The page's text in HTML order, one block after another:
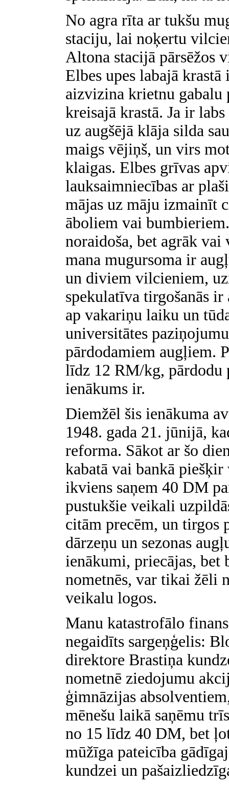
No agra rīta ar tukšu
staciju, lai noķertu
Altona stacijā pārsēžos
Elbes upes labajā
aizvizina krietnu gabalu
kreisajā krastā. Ja ir
uz augšējā klāja silda
maigs vējiņš, un virs
klaigas. Elbes grīvas
lauksaimniecības ar
mājas uz māju izmainīt
āboliem vai
noraidoša, bet agrāk
mana mugursoma ir
un diviem vilcieniem,
spekulatīva tirgošanās
ap vakariņu laiku un
universitātes
pārdodamiem augļiem.
līdz 12 RM/kg, pārdodu
ienākums ir.
Diemžēl šis ienākuma
1948. gada 21. jūnijā,
reforma. Sākot ar šo
kabatā vai bankā
ikviens saņem 40 DM
pustukšie veikali
citām precēm, un tirgos
dārzeņu un sezonas
ienākumi, priecājas,
nometnēs, var tikai žēli
veikalu logos.
Manu katastrofālo
negaidīts sargeņģelis:
direktore Brastiņa
nometnē ziedojumu
ģimnāzijas
mēnešu laikā saņēmu
no 15 līdz 40 DM, bet
mūžīga pateicība
kundzei un